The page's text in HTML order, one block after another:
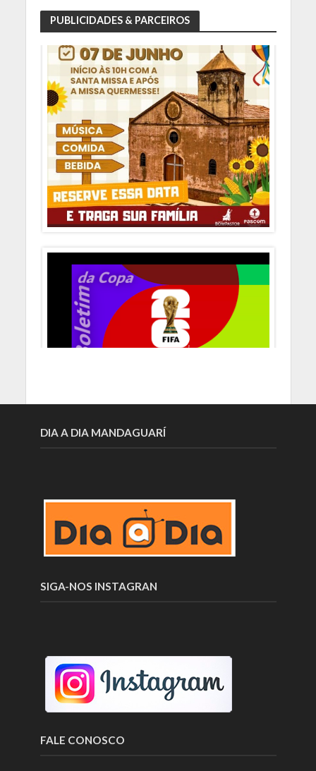
PUBLICIDADES & PARCEIROS
DIA A DIA MANDAGUARÍ
SIGA-NOS INSTAGRAN
FALE CONOSCO